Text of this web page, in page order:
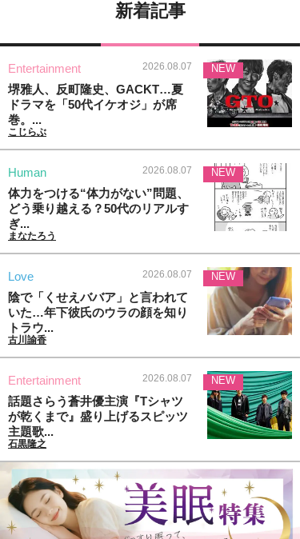
新着記事
Entertainment 2026.08.07
堺雅人、反町隆史、GACKT…夏
ドラマを「50代イケオジ」が席
巻。...
こじらぶ
NEW
Human 2026.08.07
体力をつける“体力がない”問題、
どう乗り越える？50代のリアルす
ぎ...
まなたろう
NEW
Love 2026.08.07
陰で「くせえババア」と言われて
いた…年下彼氏のウラの顔を知り
トラウ...
古川諭香
NEW
Entertainment 2026.08.07
話題さらう蒼井優主演『Tシャツ
が乾くまで』盛り上げるスピッツ
主題歌...
石黒隆之
NEW